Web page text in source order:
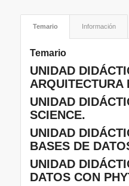
Temario Información
Temario
UNIDAD
ARQUITECTURA
UNIDAD
SCIENCE.
UNIDAD
BASES DE
UNIDAD
DATOS CON